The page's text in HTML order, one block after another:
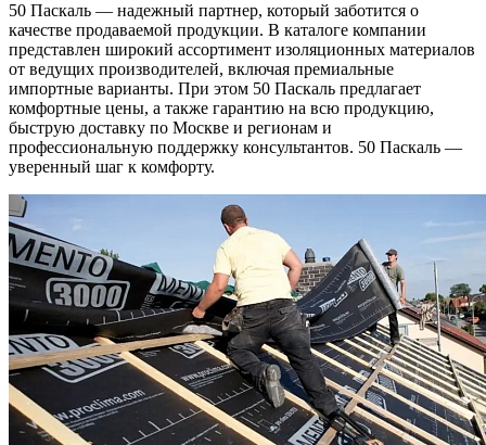
50 Паскаль — надежный партнер, который заботится о
качестве продаваемой продукции. В каталоге компании
представлен широкий ассортимент изоляционных материалов
от ведущих производителей, включая премиальные
импортные варианты. При этом 50 Паскаль предлагает
комфортные цены, а также гарантию на всю продукцию,
быструю доставку по Москве и регионам и
профессиональную поддержку консультантов. 50 Паскаль —
уверенный шаг к комфорту.